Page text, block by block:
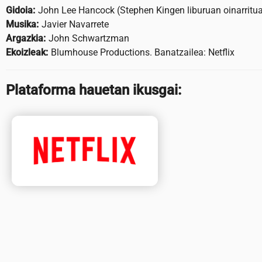
Gidoia: John Lee Hancock (Stephen Kingen liburuan
Musika: Javier Navarrete
Argazkia: John Schwartzman
Ekoizleak: Blumhouse Productions. Banatzailea: Netflix
Plataforma hauetan ikusgai: